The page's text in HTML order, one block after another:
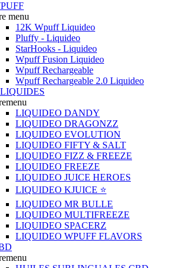
menu
12K Wpuff Liquideo
Pluffy - Liquideo
StarHooks - Liquideo
Wpuff Fusion Liquideo
Wpuff Rechargeable
Wpuff Rechargeable 2.0 Liquideo
LIQUIDEO DANDY
LIQUIDEO DRAGONZZ
LIQUIDEO EVOLUTION
LIQUIDEO FIFTY & SALT
LIQUIDEO FIZZ & FREEZE
LIQUIDEO FREEZE
LIQUIDEO JUICE HEROES
LIQUIDEO KJUICE ⭐️
LIQUIDEO MR BULLE
LIQUIDEO MULTIFREEZE
LIQUIDEO SPACERZ
LIQUIDEO WPUFF FLAVORS